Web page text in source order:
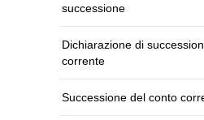
successione
Dichiarazione di
corrente
Successione del conto